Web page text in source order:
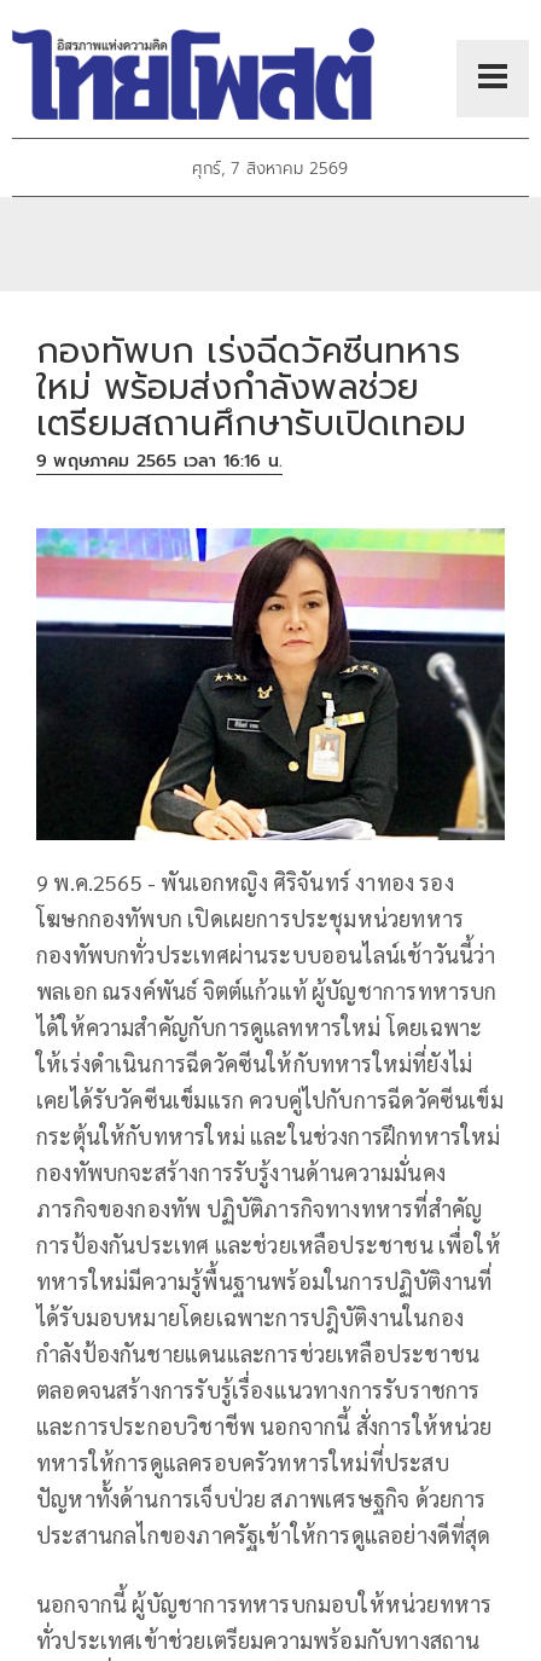
ศุกร์, 7 สิงหาคม 2569
กองทัพบก เร่งฉีดวัคซีนทหาร
ใหม่ พร้อมส่งกำลังพลช่วย
เตรียมสถานศึกษารับเปิดเทอม
9 พฤษภาคม 2565 เวลา 16:16 น.
9 พ.ค.2565 - พันเอกหญิง ศิริจันทร์ งาทอง รอง
โฆษกกองทัพบก เปิดเผยการประชุมหน่วยทหาร
กองทัพบกทั่วประเทศผ่านระบบออนไลน์เช้าวันนี้ว่า
พลเอก ณรงค์พันธ์ จิตต์แก้วแท้ ผู้บัญชาการทหารบก
ได้ให้ความสำคัญกับการดูแลทหารใหม่ โดยเฉพาะ
ให้เร่งดำเนินการฉีดวัคซีนให้กับทหารใหม่ที่ยังไม่
เคยได้รับวัคซีนเข็มแรก ควบคู่ไปกับการฉีดวัคซีนเข็ม
กระตุ้นให้กับทหารใหม่ และในช่วงการฝึกทหารใหม่
กองทัพบกจะสร้างการรับรู้งานด้านความมั่นคง
ภารกิจของกองทัพ ปฏิบัติภารกิจทางทหารที่สำคัญ
การป้องกันประเทศ และช่วยเหลือประชาชน เพื่อให้
ทหารใหม่มีความรู้พื้นฐานพร้อมในการปฏิบัติงานที่
ได้รับมอบหมายโดยเฉพาะการปฎิบัติงานในกอง
กำลังป้องกันชายแดนและการช่วยเหลือประชาชน
ตลอดจนสร้างการรับรู้เรื่องแนวทางการรับราชการ
และการประกอบวิชาชีพ นอกจากนี้ สั่งการให้หน่วย
ทหารให้การดูแลครอบครัวทหารใหม่ที่ประสบ
ปัญหาทั้งด้านการเจ็บป่วย สภาพเศรษฐกิจ ด้วยการ
ประสานกลไกของภาครัฐเข้าให้การดูแลอย่างดีที่สุด
นอกจากนี้ ผู้บัญชาการทหารบกมอบให้หน่วยทหาร
ทั่วประเทศเข้าช่วยเตรียมความพร้อมกับทางสถาน